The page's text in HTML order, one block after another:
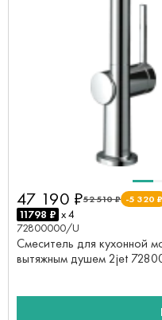
52 510 ₽ -5 320 ₽
47 190 ₽
11798 ₽ x 4
72800000/U
Смеситель для кухонной
вытяжным душем 2jet